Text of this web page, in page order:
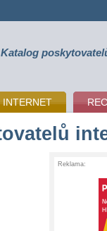
Katalog
INTERNET
Reklama: